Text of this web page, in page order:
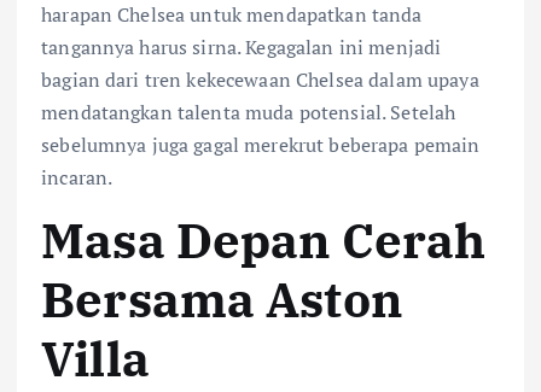
harapan Chelsea untuk mendapatkan tanda
tangannya harus sirna. Kegagalan ini menjadi
bagian dari tren kekecewaan Chelsea dalam upaya
mendatangkan talenta muda potensial. Setelah
sebelumnya juga gagal merekrut beberapa pemain
incaran.
Masa Depan Cerah
Bersama Aston
Villa